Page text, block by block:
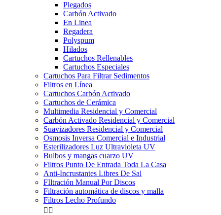
Plegados
Carbón Activado
En Linea
Regadera
Polyspum
Hilados
Cartuchos Rellenables
Cartuchos Especiales
Cartuchos Para Filtrar Sedimentos
Filtros en Línea
Cartuchos Carbón Activado
Cartuchos de Cerámica
Multimedia Residencial y Comercial
Carbón Activado Residencial y Comercial
Suavizadores Residencial y Comercial
Osmosis Inversa Comercial e Industrial
Esterilizadores Luz Ultravioleta UV
Bulbos y mangas cuarzo UV
Filtros Punto De Entrada Toda La Casa
Anti-Incrustantes Libres De Sal
FIltración Manual Por Discos
Filtración automática de discos y malla
Filtros Lecho Profundo
 